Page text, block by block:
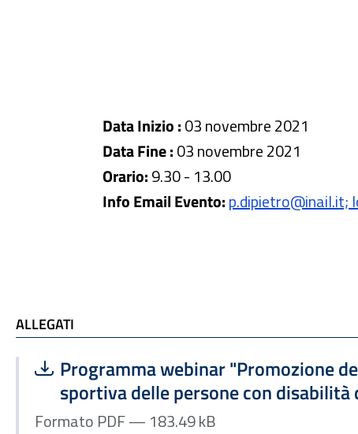
Data Inizio :03 novembre 2021
Data Fine :03 novembre 2021
Orario:9.30 - 13.00
Info Email Evento:p.dipietro@inail.it;
ALLEGATI e TI POTREBBE INTERESSARE
ALLEGATI
Scarica file:
Programma webinar "Promozione
sportiva delle persone con disabilità
Formato PDF — Dimensione 183.49 kB
Formato PDF — 183.49 kB